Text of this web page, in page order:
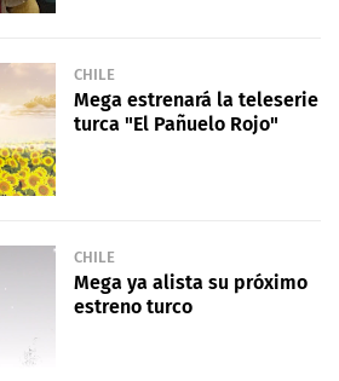
CHILE
Mega estrenará la teleserie
turca "El Pañuelo Rojo"
CHILE
Mega ya alista su próximo
estreno turco